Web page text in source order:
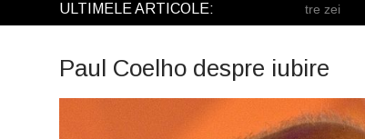
ULTIMELE ARTICOLE:
Paul Coelho despre iubire